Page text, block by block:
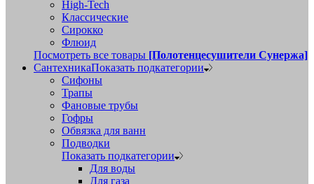
High-Tech
Классические
Сирокко
Флюид
Посмотреть все товары [Полотенцесушители Сунержа]
СантехникаПоказать подкатегории
Сифоны
Трапы
Фановые трубы
Гофры
Обвязка для ванн
Подводки
Показать подкатегории
Для воды
Для газа